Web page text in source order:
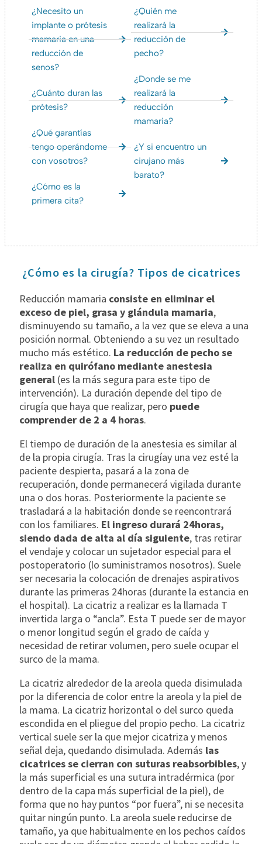
¿Necesito un
implante o prótesis
mamaria en una
reducción de
senos?
¿Cuánto duran las
prótesis?
¿Qué garantías
tengo operándome
con vosotros?
¿Cómo es la
primera cita?
¿Quién me
realizará la
reducción de
pecho?
¿Donde se me
realizará la
reducción
mamaria?
¿Y si encuentro un
cirujano más
barato?
¿Cómo es la cirugía? Tipos de cicatrices
Reducción mamaria consiste en eliminar el
exceso de piel, grasa y glándula mamaria,
disminuyendo su tamaño, a la vez que se eleva a una
posición normal. Obteniendo a su vez un resultado
mucho más estético. La reducción de pecho se
realiza en quirófano mediante anestesia
general (es la más segura para este tipo de
intervención). La duración depende del tipo de
cirugía que haya que realizar, pero puede
comprender de 2 a 4 horas.
El tiempo de duración de la anestesia es similar al
de la propia cirugía. Tras la cirugíay una vez esté la
paciente despierta, pasará a la zona de
recuperación, donde permanecerá vigilada durante
una o dos horas. Posteriormente la paciente se
trasladará a la habitación donde se reencontrará
con los familiares. El ingreso durará 24horas,
siendo dada de alta al día siguiente, tras retirar
el vendaje y colocar un sujetador especial para el
postoperatorio (lo suministramos nosotros). Suele
ser necesaria la colocación de drenajes aspirativos
durante las primeras 24horas (durante la estancia en
el hospital). La cicatriz a realizar es la llamada T
invertida larga o “ancla”. Esta T puede ser de mayor
o menor longitud según el grado de caída y
necesidad de retirar volumen, pero suele ocupar el
surco de la mama.
La cicatriz alrededor de la areola queda disimulada
por la diferencia de color entre la areola y la piel de
la mama. La cicatriz horizontal o del surco queda
escondida en el pliegue del propio pecho. La cicatriz
vertical suele ser la que mejor cicatriza y menos
señal deja, quedando disimulada. Además las
cicatrices se cierran con suturas reabsorbibles, y
la más superficial es una sutura intradérmica (por
dentro de la capa más superficial de la piel), de
forma que no hay puntos “por fuera”, ni se necesita
quitar ningún punto. La areola suele reducirse de
tamaño, ya que habitualmente en los pechos caídos